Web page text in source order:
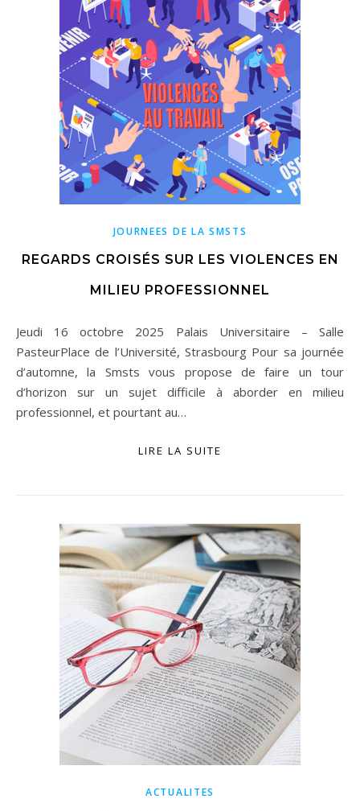
JOURNEES DE LA SMSTS
REGARDS CROISÉS SUR LES VIOLENCES EN
MILIEU PROFESSIONNEL
Jeudi 16 octobre 2025 Palais Universitaire – Salle
PasteurPlace de l’Université, Strasbourg Pour sa journée
d’automne, la Smsts vous propose de faire un tour
d’horizon sur un sujet difficile à aborder en milieu
professionnel, et pourtant au…
LIRE LA SUITE
ACTUALITES